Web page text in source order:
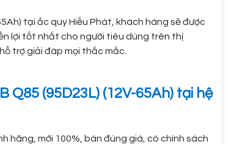
tại ắc quy Hiếu Phát, khách hàng sẽ được
lợi tốt nhất cho người tiêu dùng trên thị
trợ giải đáp mọi thắc mắc.
Q85 (95D23L) (12V-65Ah) tại hệ
hãng, mới 100%, bán đúng giá, có chính sách